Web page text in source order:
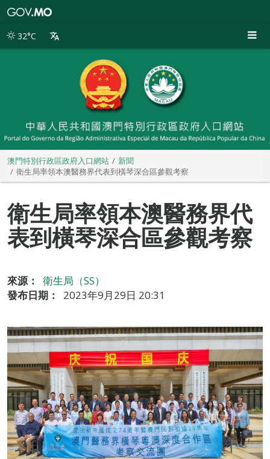
別
32°C
澳門特別行政區政府入口網站
新聞
衛生局率領本澳醫務界代表到橫琴深合區參觀考察
衛生局率領本澳醫務界代
表到橫琴深合區參觀考察
來源：
衛生局（SS）
發布日期：
2023年9月29日 20:31